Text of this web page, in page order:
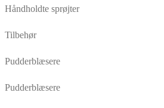
Håndholdte sprøjter
Tilbehør
Pudderblæsere
Pudderblæsere